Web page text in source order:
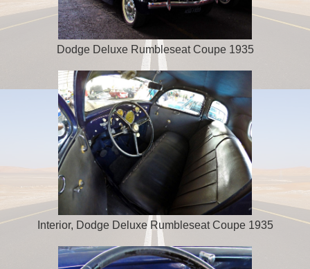
Dodge Deluxe Rumbleseat Coupe 1935
Interior, Dodge Deluxe Rumbleseat Coupe 1935